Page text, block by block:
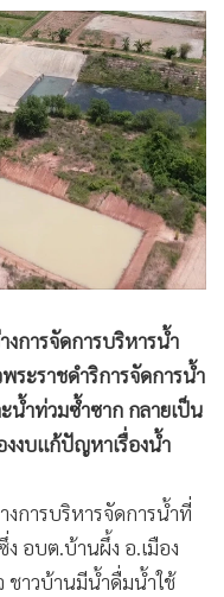
การจัดการบริหารน้ำ
ระราชดำริการจัดการน้ำ
น้ำท่วมซ้ำซาก กลายเป็น
งบแก้ปัญหาเรื่องน้ำ
การบริหารจัดการน้ำที่
อบต.บ้านผึ้ง อ.เมือง
ชาวบ้านมีน้ำดื่มน้ำใช้